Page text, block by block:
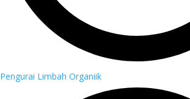
Pengurai Limbah Organiik